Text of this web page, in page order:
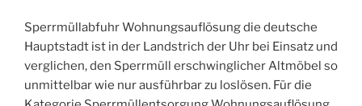
Sperrmüllabfuhr Wohnungsauflösung die deutsche
Hauptstadt ist in der Landstrich der Uhr bei Einsatz und
verglichen, den Sperrmüll erschwinglicher Altmöbel so
unmittelbar wie nur ausführbar zu loslösen. Für die